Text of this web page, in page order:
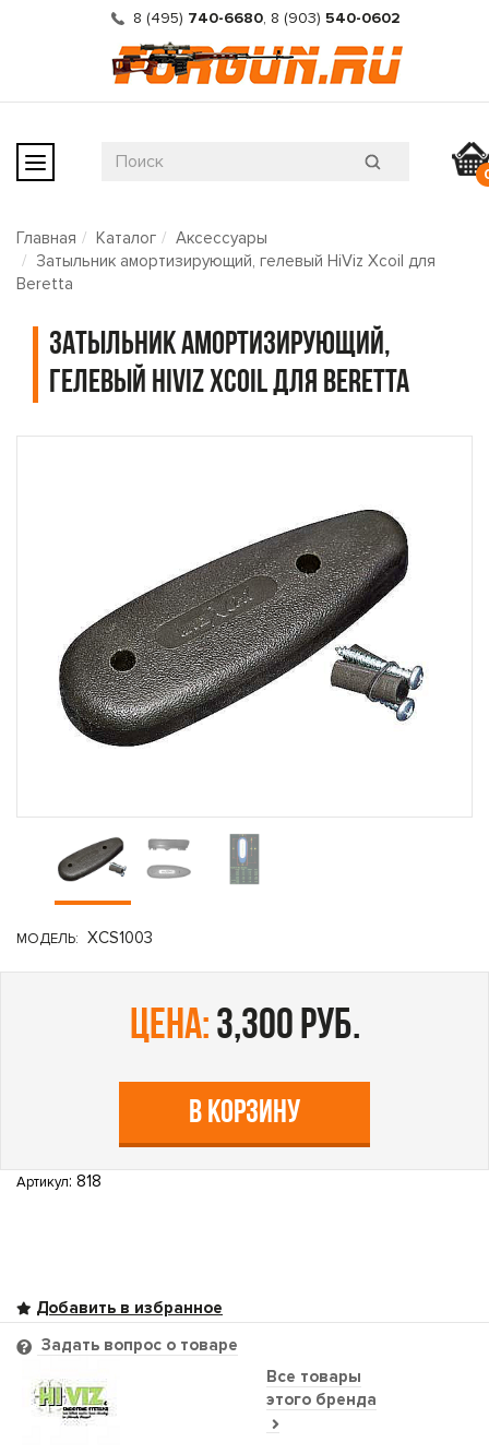
8 (495) 740-6680, 8 (903) 540-0602
Главная Каталог
Аксессуары
Затыльник амортизирующий, гелевый HiViz Xcoil для
Beretta
Затыльник амортизирующий,
гелевый HiViz Xcoil для Beretta
МОДЕЛЬ: XCS1003
цена: 3,300 руб.
В КОРЗИНУ
Артикул: 818
Все товары
этого бренда
Задать вопрос о товаре